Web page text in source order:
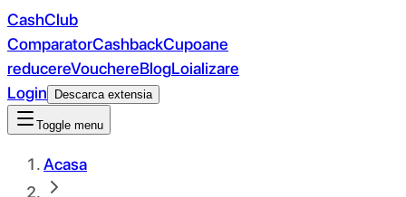
CashClub
ComparatorCashbackCupoane
reducereVouchereBlogLoializare
Login
Descarca extensia
Toggle menu
Acasa